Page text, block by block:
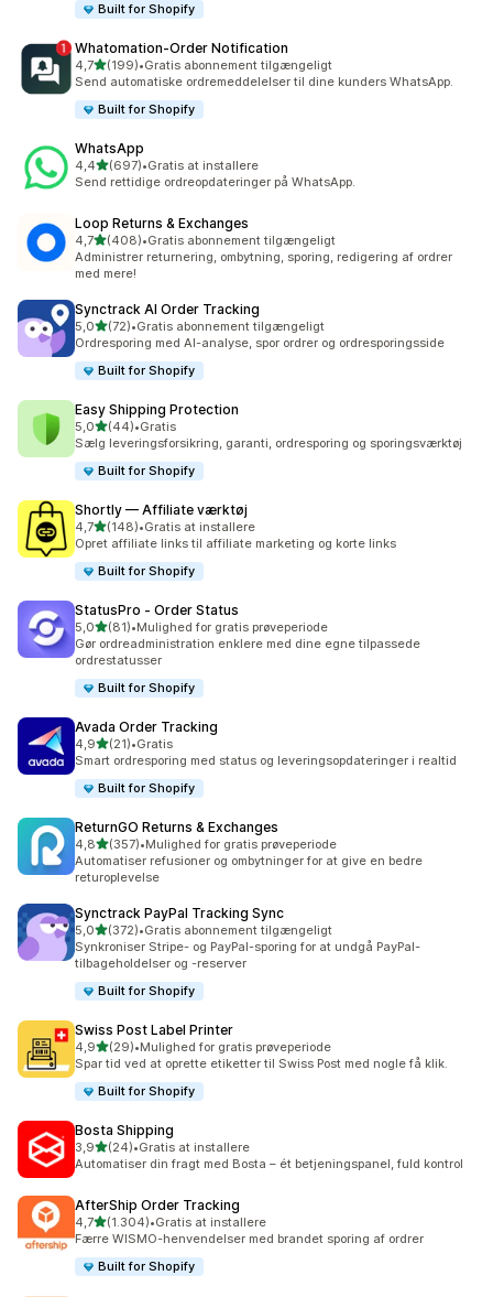
Built for Shopify
Whatomation‑Order Notification
4,7ud af 5 stjerner
(199)
199 anmeldelser i alt
•Gratis abonnement tilgængeligt
Send automatiske ordremeddelelser til dine kunders WhatsApp.
Built for Shopify
WhatsApp
4,4ud af 5 stjerner
(697)
697 anmeldelser i alt
•Gratis at installere
Send rettidige ordreopdateringer på WhatsApp.
Loop Returns & Exchanges
4,7ud af 5 stjerner
(408)
408 anmeldelser i alt
•Gratis abonnement tilgængeligt
Administrer returnering, ombytning, sporing, redigering af ordrer
med mere!
Synctrack AI Order Tracking
5,0ud af 5 stjerner
(72)
72 anmeldelser i alt
•Gratis abonnement tilgængeligt
Ordresporing med AI-analyse, spor ordrer og ordresporingsside
Built for Shopify
Easy Shipping Protection
5,0ud af 5 stjerner
(44)
44 anmeldelser i alt
•Gratis
Sælg leveringsforsikring, garanti, ordresporing og sporingsværktøj
Built for Shopify
Shortly — Affiliate værktøj
4,7ud af 5 stjerner
(148)
148 anmeldelser i alt
•Gratis at installere
Opret affiliate links til affiliate marketing og korte links
Built for Shopify
StatusPro ‑ Order Status
5,0ud af 5 stjerner
(81)
81 anmeldelser i alt
•Mulighed for gratis prøveperiode
Gør ordreadministration enklere med dine egne tilpassede
ordrestatusser
Built for Shopify
Avada Order Tracking
4,9ud af 5 stjerner
(21)
21 anmeldelser i alt
•Gratis
Smart ordresporing med status og leveringsopdateringer i realtid
Built for Shopify
ReturnGO Returns & Exchanges
4,8ud af 5 stjerner
(357)
357 anmeldelser i alt
•Mulighed for gratis prøveperiode
Automatiser refusioner og ombytninger for at give en bedre
returoplevelse
Synctrack PayPal Tracking Sync
5,0ud af 5 stjerner
(372)
372 anmeldelser i alt
•Gratis abonnement tilgængeligt
Synkroniser Stripe- og PayPal-sporing for at undgå PayPal-
tilbageholdelser og -reserver
Built for Shopify
Swiss Post Label Printer
4,9ud af 5 stjerner
(29)
29 anmeldelser i alt
•Mulighed for gratis prøveperiode
Spar tid ved at oprette etiketter til Swiss Post med nogle få klik.
Built for Shopify
Bosta Shipping
3,9ud af 5 stjerner
(24)
24 anmeldelser i alt
•Gratis at installere
Automatiser din fragt med Bosta – ét betjeningspanel, fuld kontrol
AfterShip Order Tracking
4,7ud af 5 stjerner
(1.304)
1304 anmeldelser i alt
•Gratis at installere
Færre WISMO-henvendelser med brandet sporing af ordrer
Built for Shopify